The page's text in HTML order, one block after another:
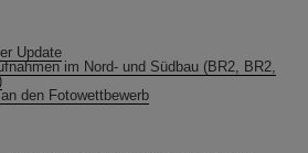
Update
im Nord- und Südbau (BR2, BR2,
den Fotowettbewerb